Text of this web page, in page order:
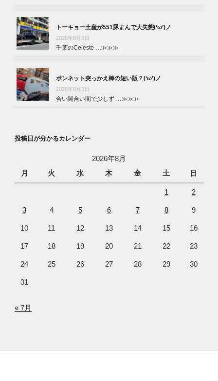
トーキョー土産が551豚まんで大失態(‘ω’)ノ
2026年8月5日
千葉のCeleste …≫≫≫
ボンネット突っかえ棒の短い版？(‘ω’)ノ
2026年8月3日
合い間合い間で少しず …≫≫≫
投稿日が分かるカレンダー
2026年8月
月
火 水 木 金 土 日
1 2
3 4 5 6 7 8 9
10 11 12 13 14 15 16
17 18 19 20 21 22 23
24 25 26 27 28 29 30
31
« 7月